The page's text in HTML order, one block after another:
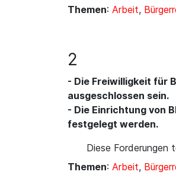
Themen: Arbeit,
2
- Die Freiwilligkeit für
ausgeschlossen sein.
- Die Einrichtung von
festgelegt werden.
Diese Forderungen
Themen: Arbeit,